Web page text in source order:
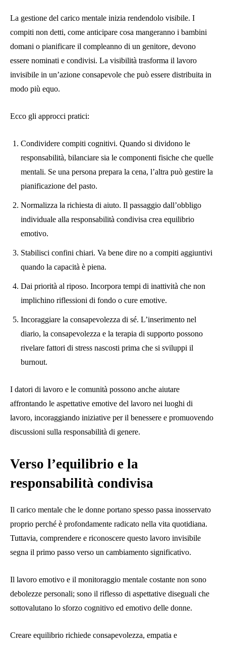
La gestione del carico mentale inizia rendendolo visibile. I
compiti non detti, come anticipare cosa mangeranno i bambini
domani o pianificare il compleanno di un genitore, devono
essere nominati e condivisi. La visibilità trasforma il lavoro
invisibile in un’azione consapevole che può essere distribuita in
modo più equo.
Ecco gli approcci pratici:
Condividere compiti cognitivi. Quando si dividono le
responsabilità, bilanciare sia le componenti fisiche che quelle
mentali. Se una persona prepara la cena, l’altra può gestire la
pianificazione del pasto.
Normalizza la richiesta di aiuto. Il passaggio dall’obbligo
individuale alla responsabilità condivisa crea equilibrio
emotivo.
Stabilisci confini chiari. Va bene dire no a compiti aggiuntivi
quando la capacità è piena.
Dai priorità al riposo. Incorpora tempi di inattività che non
implichino riflessioni di fondo o cure emotive.
Incoraggiare la consapevolezza di sé. L’inserimento nel
diario, la consapevolezza e la terapia di supporto possono
rivelare fattori di stress nascosti prima che si sviluppi il
burnout.
I datori di lavoro e le comunità possono anche aiutare
affrontando le aspettative emotive del lavoro nei luoghi di
lavoro, incoraggiando iniziative per il benessere e promuovendo
discussioni sulla responsabilità di genere.
Verso l’equilibrio e la
responsabilità condivisa
Il carico mentale che le donne portano spesso passa inosservato
proprio perché è profondamente radicato nella vita quotidiana.
Tuttavia, comprendere e riconoscere questo lavoro invisibile
segna il primo passo verso un cambiamento significativo.
Il lavoro emotivo e il monitoraggio mentale costante non sono
debolezze personali; sono il riflesso di aspettative diseguali che
sottovalutano lo sforzo cognitivo ed emotivo delle donne.
Creare equilibrio richiede consapevolezza, empatia e